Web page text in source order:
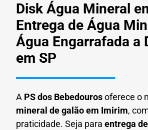
Disk Água Mineral
Entrega de Água
Água Engarrafada a
em SP
A PS dos Bebedourosoferece o
mineral de galão em Imirim,
praticidade. Seja para entrega